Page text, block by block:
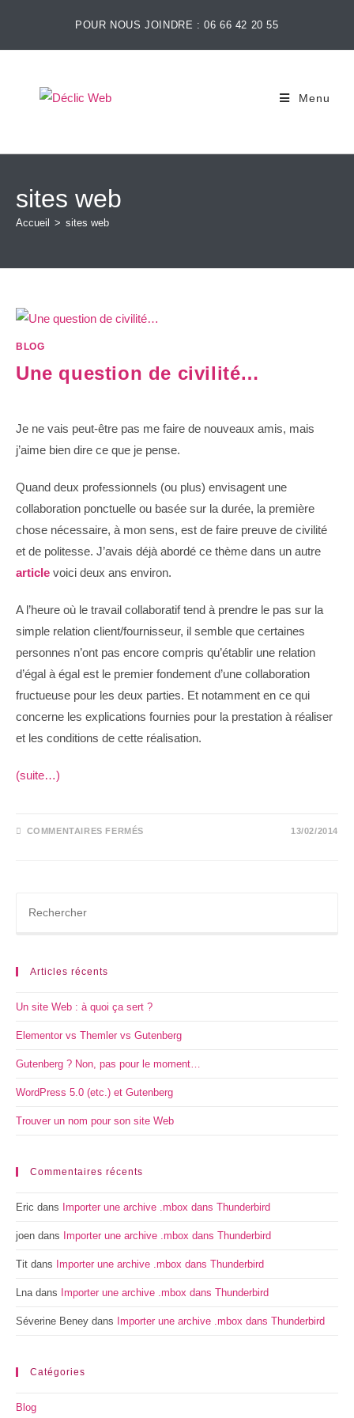
POUR NOUS JOINDRE : 06 66 42 20 55
Menu
sites web
Accueil > sites web
BLOG
Une question de civilité…
Je ne vais peut-être pas me faire de nouveaux amis, mais
j’aime bien dire ce que je pense.
Quand deux professionnels (ou plus) envisagent une
collaboration ponctuelle ou basée sur la durée, la première
chose nécessaire, à mon sens, est de faire preuve de civilité
et de politesse. J’avais déjà abordé ce thème dans un autre
article voici deux ans environ.
A l’heure où le travail collaboratif tend à prendre le pas sur la
simple relation client/fournisseur, il semble que certaines
personnes n’ont pas encore compris qu’établir une relation
d’égal à égal est le premier fondement d’une collaboration
fructueuse pour les deux parties. Et notamment en ce qui
concerne les explications fournies pour la prestation à réaliser
et les conditions de cette réalisation.
(suite…)
COMMENTAIRES FERMÉS 13/02/2014
Articles récents
Un site Web : à quoi ça sert ?
Elementor vs Themler vs Gutenberg
Gutenberg ? Non, pas pour le moment…
WordPress 5.0 (etc.) et Gutenberg
Trouver un nom pour son site Web
Commentaires récents
Eric dans Importer une archive .mbox dans Thunderbird
joen dans Importer une archive .mbox dans Thunderbird
Tit dans Importer une archive .mbox dans Thunderbird
Lnadans Importer une archive .mbox dans Thunderbird
Séverine Beney dans Importer une archive .mbox dans Thunderbird
Catégories
Blog